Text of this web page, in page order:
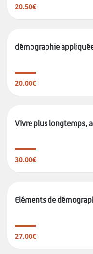
20.50€
démographie
20.00€
Vivre plus longtemps,
30.00€
Eléments de
27.00€